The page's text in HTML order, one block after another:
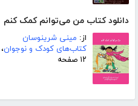
دانلود کتاب من می‌توانم کمک کنم
از: مینی شرینوسان
کتاب‌های کودک و نوجوان،
۱۲ صفحه